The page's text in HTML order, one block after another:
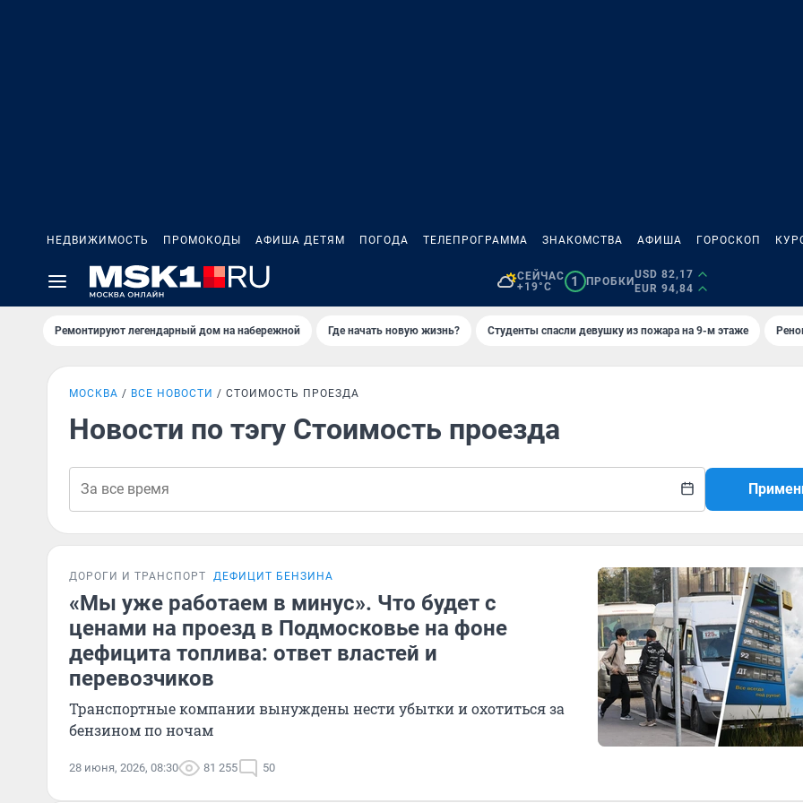
НЕДВИЖИМОСТЬ ПРОМОКОДЫ АФИША ДЕТЯМ ПОГОДА ТЕЛЕПРОГРАММА ЗНАКОМСТВА АФИША ГОРОСКОП
СЕЙЧАС
+19°C
1 ПРОБКИ
USD 82,17
EUR 94,84
Ремонтируют легендарный дом на набережной Где начать новую жизнь? Студенты спасли девушку из пожара на 9-м этаже
МОСКВА ВСЕ НОВОСТИ СТОИМОСТЬ ПРОЕЗДА
Новости по тэгу Стоимость проезда
ДОРОГИ И ТРАНСПОРТ ДЕФИЦИТ БЕНЗИНА
«Мы уже работаем в минус». Что будет с
ценами на проезд в Подмосковье на фоне
дефицита топлива: ответ властей и
перевозчиков
Транспортные компании вынуждены нести убытки и охотиться за
бензином по ночам
28 июня, 2026, 08:30 81 255 50